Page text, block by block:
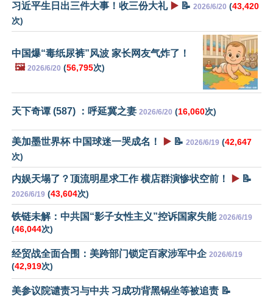
习近平生日出三件大事！收三份大礼 ▶️ 📝 2026/6/20 (43,420
次)
中国爆“毒纸尿裤”风波 家长网友气炸了！
🖼️ 2026/6/20 (56,795次)
天下奇谭 (587) ：呼延冀之妻 2026/6/20 (16,060次)
美加墨世界杯 中国球迷一哭成名！ ▶️ 📝 2026/6/19 (42,647
次)
内娱天塌了？顶流明星求工作 横店群演惨状空前！ ▶️ 📝
2026/6/19 (43,604次)
铁链未解：中共国“影子女性主义”控诉国家失能 2026/6/19
(46,044次)
经贸战全面合围：美跨部门锁定百家涉军中企 2026/6/19
(42,919次)
美参议院谴责习与中共 习成功背黑锅坐等被追责 📝